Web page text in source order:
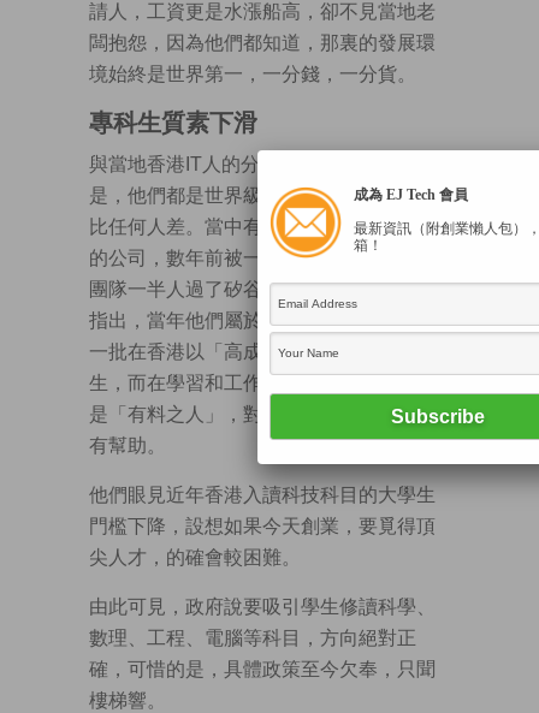
請人，工資更是水漲船高，卻不見當地老
闆抱怨，因為他們都知道，那裏的發展環
境始終是世界第一，一分錢，一分貨。
專科生質素下滑
與當地香港IT人的分享中，可以肯定的
是，他們都是世界級的，在矽谷的成績不
比任何人差。當中有幾位朋友在香港創業
的公司，數年前被一家美國公司收購後，
團隊一半人過了矽谷繼續發展，他們特別
指出，當年他們屬於2000年科網熱潮最後
一批在香港以「高成績」入讀電腦科的學
生，而在學習和工作環境遇上的同輩，都
是「有料之人」，對他們這些年的發展大
有幫助。
他們眼見近年香港入讀科技科目的大學生
門檻下降，設想如果今天創業，要覓得頂
尖人才，的確會較困難。
由此可見，政府說要吸引學生修讀科學、
數理、工程、電腦等科目，方向絕對正
確，可惜的是，具體政策至今欠奉，只聞
樓梯響。
成為 EJ Tech 會員
最新資訊（附創業懶人包）
箱！